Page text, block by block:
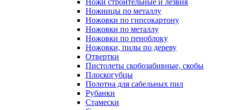
Ножи строительные и лезвия
Ножницы по металлу
Ножовки по гипсокартону
Ножовки по металлу
Ножовки по пеноблоку
Ножовки, пилы по дереву
Отвертки
Пистолеты скобозабивные, скобы
Плоскогубцы
Полотна для сабельных пил
Рубанки
Стамески